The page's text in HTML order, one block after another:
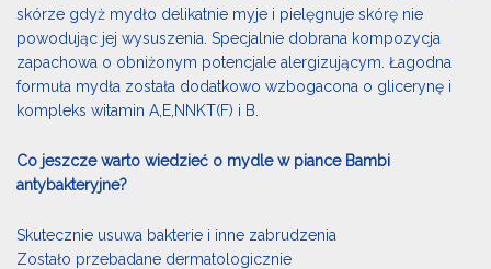
skórze gdyż mydło delikatnie myje i pielęgnuje skórę nie
powodując jej wysuszenia. Specjalnie dobrana kompozycja
zapachowa o obniżonym potencjale alergizującym. Łagodna
formuła mydła została dodatkowo wzbogacona o glicerynę i
kompleks witamin A,E,NNKT(F) i B.
Co jeszcze warto wiedzieć o mydle w piance Bambi
antybakteryjne?
Skutecznie usuwa bakterie i inne zabrudzenia
Zostało przebadane dermatologicznie